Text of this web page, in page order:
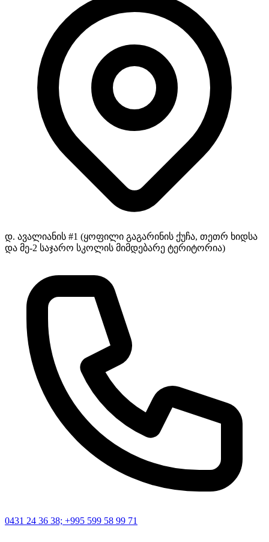
დ. ავალიანის #1 (ყოფილი გაგარინის ქუჩა, თეთრ ხიდსა
და მე-2 საჯარო სკოლის მიმდებარე ტერიტორია)
0431 24 36 38; +995 599 58 99 71